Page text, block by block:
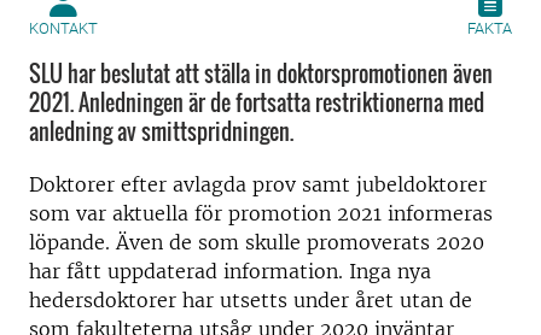
KONTAKT FAKTA
SLU har beslutat att ställa in doktorspromotionen även
2021. Anledningen är de fortsatta restriktionerna med
anledning av smittspridningen.
Doktorer efter avlagda prov samt jubeldoktorer
som var aktuella för promotion 2021 informeras
löpande. Även de som skulle promoverats 2020
har fått uppdaterad information. Inga nya
hedersdoktorer har utsetts under året utan de
som fakulteterna utsåg under 2020 inväntar